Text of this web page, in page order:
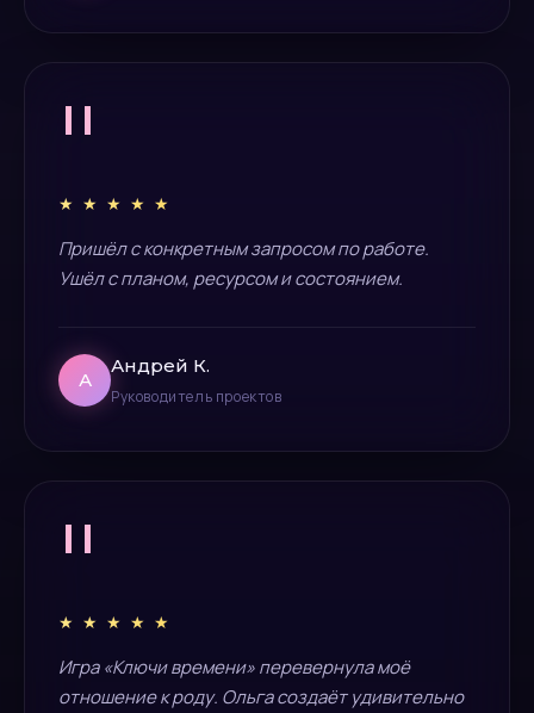
"
★ ★ ★ ★ ★
Пришёл с конкретным запросом по работе.
Ушёл с планом, ресурсом и состоянием.
А
Андрей К.
Руководитель проектов
"
★ ★ ★ ★ ★
Игра «Ключи времени» перевернула моё
отношение к роду. Ольга создаёт удивительно